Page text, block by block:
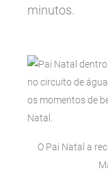
minutos.
O Pai Natal a